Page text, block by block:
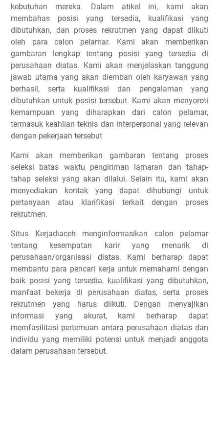
kebutuhan mereka. Dalam atikel ini, kami akan
membahas posisi yang tersedia, kualifikasi yang
dibutuhkan, dan proses rekrutmen yang dapat diikuti
oleh para calon pelamar. Kami akan memberikan
gambaran lengkap tentang posisi yang tersedia di
perusahaan diatas. Kami akan menjelaskan tanggung
jawab utama yang akan diemban oleh karyawan yang
berhasil, serta kualifikasi dan pengalaman yang
dibutuhkan untuk posisi tersebut. Kami akan menyoroti
kemampuan yang diharapkan dari calon pelamar,
termasuk keahlian teknis dan interpersonal yang relevan
dengan pekerjaan tersebut
Kami akan memberikan gambaran tentang proses
seleksi batas waktu pengiriman lamaran dan tahap-
tahap seleksi yang akan dilalui. Selain itu, kami akan
menyediakan kontak yang dapat dihubungi untuk
pertanyaan atau klarifikasi terkait dengan proses
rekrutmen.
Situs Kerjadiaceh menginformasikan calon pelamar
tentang kesempatan karir yang menarik di
perusahaan/organisasi diatas. Kami berharap dapat
membantu para pencari kerja untuk memahami dengan
baik posisi yang tersedia, kualifikasi yang dibutuhkan,
manfaat bekerja di perusahaan diatas, serta proses
rekrutmen yang harus diikuti. Dengan menyajikan
informasi yang akurat, kami berharap dapat
memfasilitasi pertemuan antara perusahaan diatas dan
individu yang memiliki potensi untuk menjadi anggota
dalam perusahaan tersebut.